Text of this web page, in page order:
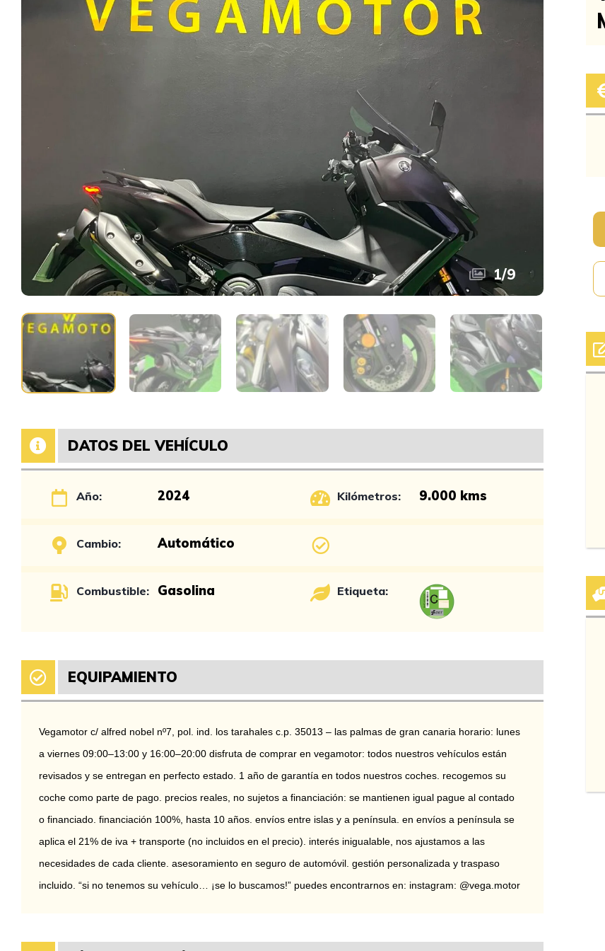
1/9
DATOS DEL VEHÍCULO
Año: 2024 Kilómetros: 9.000 kms
Cambio: Automático
Combustible: Gasolina Etiqueta:
EQUIPAMIENTO
Vegamotor c/ alfred nobel nº7, pol. ind. los tarahales c.p. 35013 – las palmas de gran canaria horario: lunes
a viernes 09:00–13:00 y 16:00–20:00 disfruta de comprar en vegamotor: todos nuestros vehículos están
revisados y se entregan en perfecto estado. 1 año de garantía en todos nuestros coches. recogemos su
coche como parte de pago. precios reales, no sujetos a financiación: se mantienen igual pague al contado
o financiado. financiación 100%, hasta 10 años. envíos entre islas y a península. en envíos a península se
aplica el 21% de iva + transporte (no incluidos en el precio). interés inigualable, nos ajustamos a las
necesidades de cada cliente. asesoramiento en seguro de automóvil. gestión personalizada y traspaso
incluido. “si no tenemos su vehículo… ¡se lo buscamos!” puedes encontrarnos en: instagram: @vega.motor